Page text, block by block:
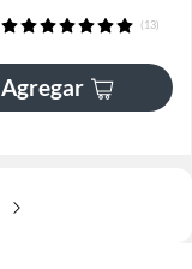
(13)
Agregar